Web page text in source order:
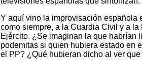
Y aquí vino la improvisación española
como siempre, a la Guardia Civil y a
Ejército. ¿Se imaginan la que habrían
podemitas si quien hubiera estado en
el PP? ¿Qué hubieran dicho al ver